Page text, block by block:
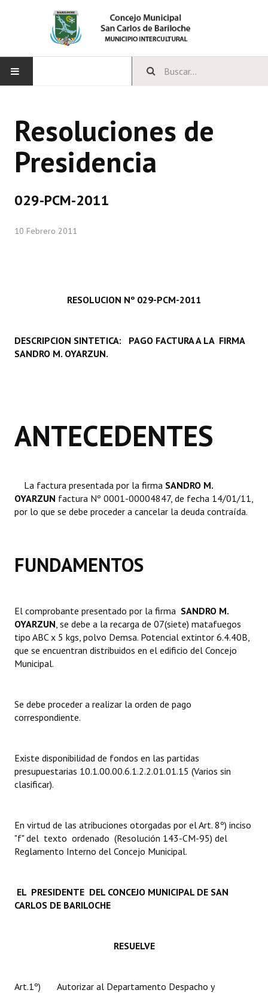
CONCEJO
Bloques Políticos
Comisiones Permanentes
Comisiones Especiales
Constitución Provincial
Digesto
DOCUMENTOS
Informes de Gestión
Dictámenes Asesoría Letrada
Informes de Unidad Coordinadora
Ejecución Presupuestaria
Actas de Audiencias Públicas
Comunicaciones
Resoluciones
Resoluciones de Presidencia
Antiguos Pobladores
Registros y Distinciones
Mujeres que Dejaron Huellas - Registro
Resoluciones de
Presidencia
029-PCM-2011
10 Febrero 2011
RESOLUCION Nº 029-PCM-2011
DESCRIPCION SINTETICA:
PAGO FACTURA A LA FIRMA
SANDRO M. OYARZUN.
ANTECEDENTES
La factura presentada por la firma  SANDRO M.
OYARZUN factura Nº 0001-00004847, de fecha 14/01/11,
por lo que se debe proceder a cancelar la deuda contraída.
FUNDAMENTOS
El comprobante presentado por la firma  SANDRO M.
OYARZUN, se debe a la recarga de 07(siete) matafuegos
tipo ABC x 5 kgs, polvo Demsa. Potencial extintor 6.4.40B,
que se encuentran distribuidos en el edificio del Concejo
Municipal.
Se debe proceder a realizar la orden de pago
correspondiente.
Existe disponibilidad de fondos en las partidas
presupuestarias 10.1.00.00.6.1.2.2.01.01.15 (Varios sin
clasificar).
En virtud de las atribuciones otorgadas por el Art. 8º) inciso
"f" del texto ordenado (Resolución 143-CM-95) del
Reglamento Interno del Concejo Municipal.
EL PRESIDENTE DEL CONCEJO MUNICIPAL DE SAN
CARLOS DE BARILOCHE
RESUELVE
Art.1º) Autorizar al Departamento Despacho y